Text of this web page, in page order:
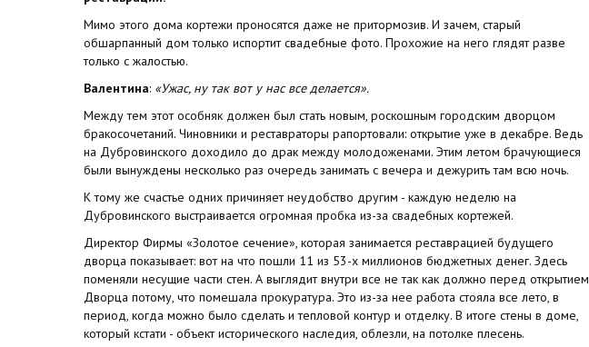
Мимо этого дома кортежи проносятся даже не притормозив. И зачем, старый
обшарпанный дом только испортит свадебные фото. Прохожие на него глядят разве
только с жалостью.
Валентина: «Ужас, ну так вот у нас все делается».
Между тем этот особняк должен был стать новым, роскошным городским дворцом
бракосочетаний. Чиновники и реставраторы рапортовали: открытие уже в декабре. Ведь
на Дубровинского доходило до драк между молодоженами. Этим летом брачующиеся
были вынуждены несколько раз очередь занимать с вечера и дежурить там всю ночь.
К тому же счастье одних причиняет неудобство другим - каждую неделю на
Дубровинского выстраивается огромная пробка из-за свадебных кортежей.
Директор Фирмы «Золотое сечение», которая занимается реставрацией будущего
дворца показывает: вот на что пошли 11 из 53-х миллионов бюджетных денег. Здесь
поменяли несущие части стен. А выглядит внутри все не так как должно перед открытием
Дворца потому, что помешала прокуратура. Это из-за нее работа стояла все лето, в
период, когда можно было сделать и тепловой контур и отделку. В итоге стены в доме,
который кстати - объект исторического наследия, облезли, на потолке плесень.